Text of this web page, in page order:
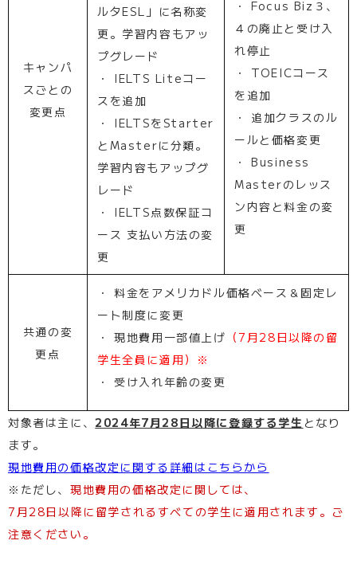
キャンパ
スごとの
変更点
ルタESL」に名称変
更。学習内容もアッ
プグレード
・ IELTS Liteコー
スを追加
・ IELTSをStarter
とMasterに分類。
学習内容もアップグ
レード
・ IELTS点数保証コ
ース 支払い方法の変
更
・ Focus Biz３、
４の廃止と受け入
れ停止
・ TOEICコース
を追加
・ 追加クラスのル
ールと価格変更
・ Business
Masterのレッス
ン内容と料金の変
更
共通の変
更点
・ 料金をアメリカドル価格ベース＆固定レ
ート制度に変更
・ 現地費用一部値上げ （7月28日以降の留
学生全員に適用）※
・ 受け入れ年齢の変更
対象者は主に、2024年7月28日以降に登録する学生 となり
ます。
現地費用の価格改定に関する詳細はこちらから
※ただし、 現地費用の価格改定に関しては、
7月28日以降に留学されるすべての学生に適用されます。ご
注意ください。